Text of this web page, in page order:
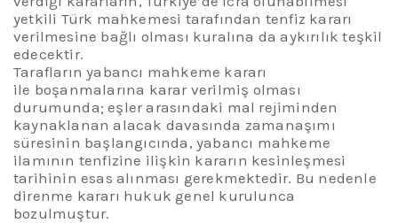
yetkili Türk mahkemesi tarafından tenfiz kararı
verilmesine bağlı olması kuralına da aykırılık teşkil
edecektir.
Tarafların yabancı mahkeme kararı
ile boşanmalarına karar verilmiş olması
durumunda; eşlerarasındaki mal rejiminden
kaynaklanan alacak davasında zamanaşımı
süresinin başlangıcında, yabancı mahkeme
ilamının tenfizine ilişkin kararın kesinleşmesi
tarihinin esas alınması gerekmektedir. Bu nedenle
direnme kararı hukuk genel kurulunca
bozulmuştur.